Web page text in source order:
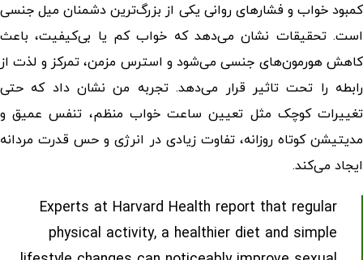
کمبود خواب و فشارهای روانی یکی از بزرگ‌ترین دشمنان میل جنسی
است. تحقیقات نشان می‌دهد که خواب کم یا بی‌کیفیت، باعث
کاهش هورمون‌های جنسی می‌شود و استرس مزمن، تمرکز و لذت از
رابطه را تحت تاثیر قرار می‌دهد. تجربه من نشان داد که حتی
تغییرات کوچک مثل تعیین ساعت خواب منظم، تنفس عمیق و
مدیتیشن کوتاه روزانه، تفاوت زیادی در انرژی و حس قدرت مردانه
ایجاد می‌کند.
Experts at Harvard Health report that regular
physical activity, a healthier diet and simple